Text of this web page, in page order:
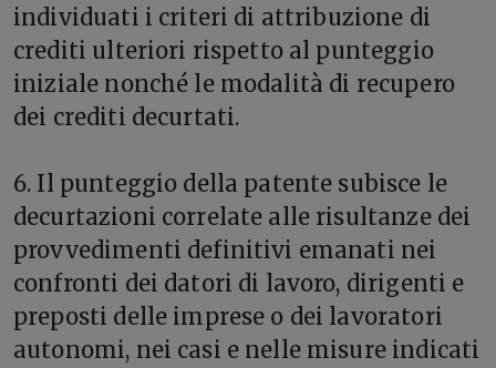
individuati i criteri di attribuzione di
crediti ulteriori rispetto al punteggio
iniziale nonché le modalità di recupero
dei crediti decurtati.
6. Il punteggio della patente subisce le
decurtazioni correlate alle risultanze dei
provvedimenti definitivi emanati nei
confronti dei datori di lavoro, dirigenti e
preposti delle imprese o dei lavoratori
autonomi, nei casi e nelle misure indicati